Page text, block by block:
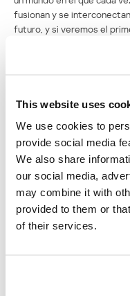
This website uses
We use cookies to
provide social media
We also share
our social media,
may combine it with
provided to them or
of their services.
fusionan y se
futuro, y si veremos el
el escenario de las
pretende provocar temor,
placentera y segura
hacerlo en el futuro.
MICROSOFT JUEGOS
MALWARE PARA JUEGOS